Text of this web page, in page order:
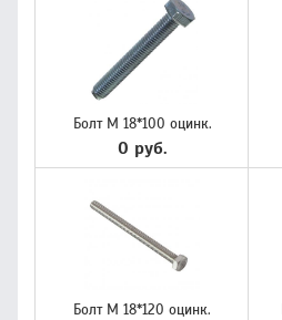
Болт М 18*100 оцинк.
0 руб.
Болт М 18*120 оцинк.